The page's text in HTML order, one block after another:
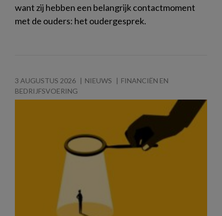
want zij hebben een belangrijk contactmoment
met de ouders: het oudergesprek.
3 AUGUSTUS 2026 NIEUWS
FINANCIËN EN
BEDRIJFSVOERING